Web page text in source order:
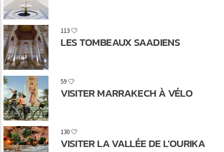
113
LES TOMBEAUX SAADIENS
59
VISITER MARRAKECH À VÉLO
130
VISITER LA VALLÉE DE L’OURIKA